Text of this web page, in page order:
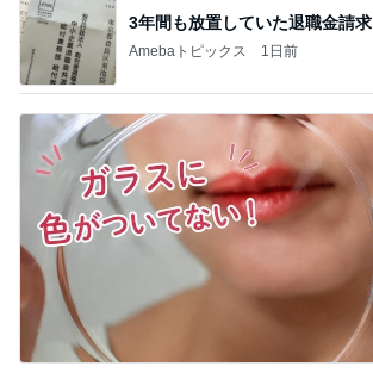
3年間も放置していた退職金請求
Amebaトピックス 1日前